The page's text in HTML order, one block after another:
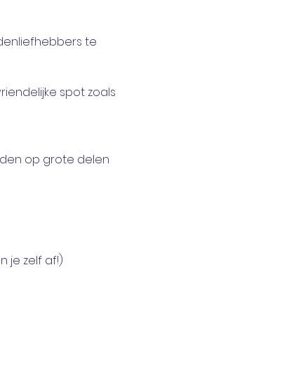
te
spot zoals
op grote delen
je zelf af!)